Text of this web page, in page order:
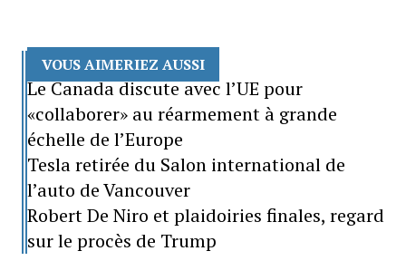
VOUS AIMERIEZ AUSSI
Le Canada discute avec l’UE pour
«collaborer» au réarmement à grande
échelle de l’Europe
Tesla retirée du Salon international de
l’auto de Vancouver
Robert De Niro et plaidoiries finales, regard
sur le procès de Trump